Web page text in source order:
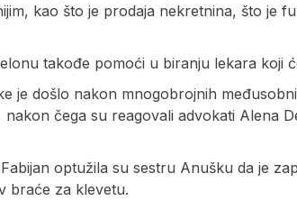
kao što je prodaja nekretnina, što je
takođe pomoći u biranju lekara koji
je došlo nakon mnogobrojnih
čega su reagovali advokati Alena
optužila su sestru Anušku da je
braće za klevetu.